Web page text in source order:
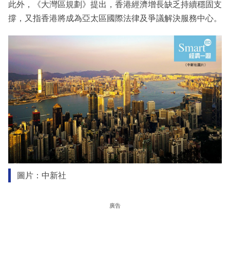
此外，《大灣區規劃》提出，香港經濟增長缺乏持續穩固支
撐，又指香港將成為亞太區國際法律及爭議解決服務中心。
圖片：中新社
廣告